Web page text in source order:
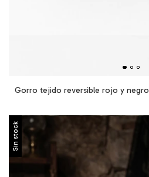
Gorro tejido reversible rojo y negro
Sin stock